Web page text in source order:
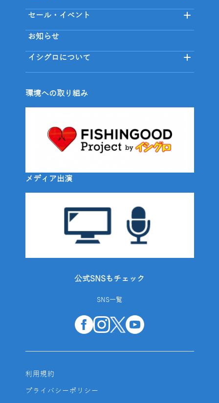
セール・イベント
お知らせ
イシグロについて
環境への取り組み
メディア出演
公式SNSもチェック
SNS一覧
利用規約
プライバシーポリシー